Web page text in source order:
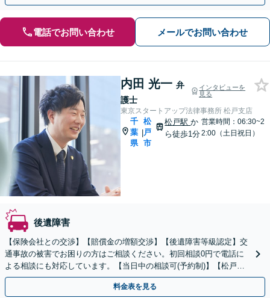
電話でお問い合わせ メールでお問い合わせ
内田 光一 弁
護士
インタビューを
見る
東京スタートアップ法律事務所 松戸支店
千
葉
県
|
松
戸
市
松戸駅か
ら徒歩1分
営業時間：06:30~2
2:00（土日祝日）
後遺障害
【保険会社との交渉】【賠償金の増額交渉】【後遺障害等級認定】交
通事故の被害でお困りの方はご相談ください。初回相談0円で電話に
よる相談にも対応しています。【当日中の相談可(予約制)】【松戸駅
徒歩1分】
料金表を見る